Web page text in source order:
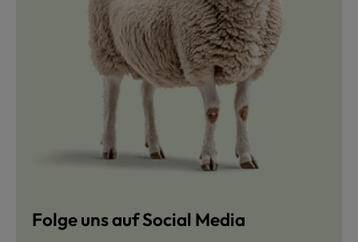
Folge uns auf Social Media